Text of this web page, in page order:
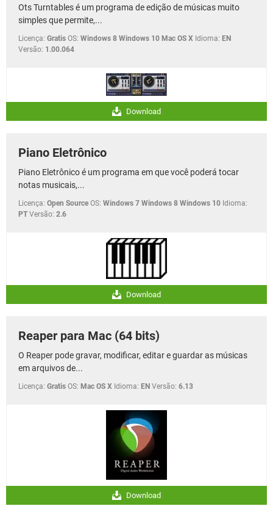
Ots Turntables é um programa de edição de músicas muito
simples que permite,...
Licença: Gratis OS: Windows 8 Windows 10 Mac OS X Idioma: EN
Versão: 1.00.064
Download
Piano Eletrônico
Piano Eletrônico é um programa em que você poderá tocar
notas musicais,...
Licença: Open Source OS: Windows 7 Windows 8 Windows 10 Idioma:
PT Versão: 2.6
Download
Reaper para Mac (64 bits)
O Reaper pode gravar, modificar, editar e guardar as músicas
em arquivos de...
Licença: Gratis OS: Mac OS X Idioma: EN Versão: 6.13
Download